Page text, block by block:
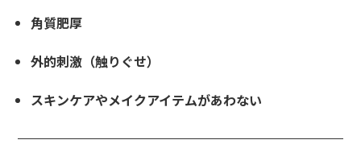
バストアップ・ボディメイクメニュー
角質肥厚
外的刺激（触りぐせ）
スキンケアやメイクアイテムがあわない